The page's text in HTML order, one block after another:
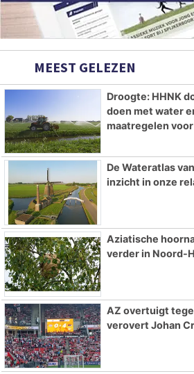
MEEST GELEZEN
Droogte: HHNK
doen met water
maatregelen voor
De Wateratlas
inzicht in onze
Aziatische
verder in Noord-
AZ overtuigt
verovert Johan